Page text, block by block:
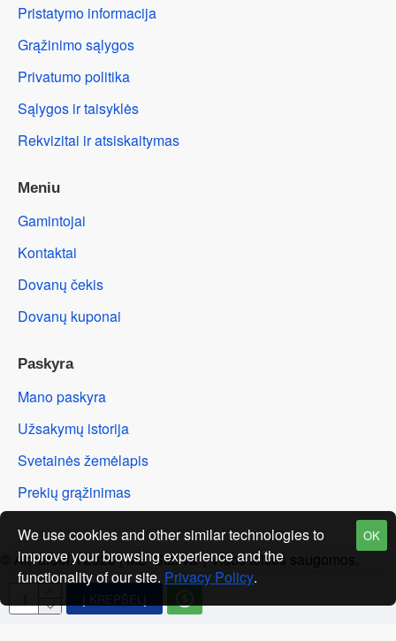
Į KREPŠELĮ
Pristatymo informacija
Grąžinimo sąlygos
Privatumo politika
Sąlygos ir taisyklės
Rekvizitai ir atsiskaitymas
Meniu
Gamintojai
Kontaktai
Dovanų čekis
Dovanų kuponai
Paskyra
Mano paskyra
Užsakymų istorija
Svetainės žemėlapis
Prekių grąžinimas
© Akvareef.lt 2026 | MB 'Stakva' | Visos teisės saugomos.
OK
We use cookies and other similar technologies to
improve your browsing experience and the
functionality of our site. Privacy Policy.